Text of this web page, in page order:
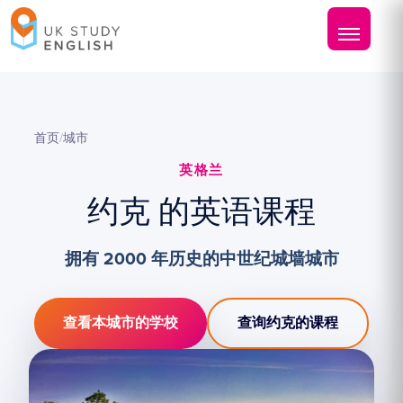
首页/城市
英格兰
约克 的英语课程
拥有 2000 年历史的中世纪城墙城市
查看本城市的学校 查询约克的课程